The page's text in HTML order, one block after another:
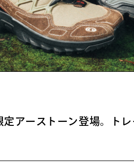
アーストーン登場。トレ